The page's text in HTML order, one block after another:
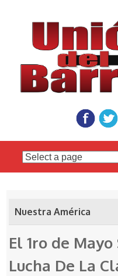
Skip
to
Nuestra América
El 1ro de
Lucha De La